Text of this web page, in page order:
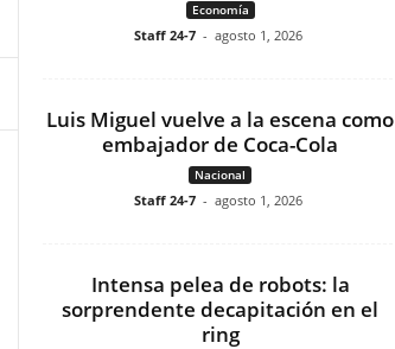
Economía
Staff 24-7 - agosto 1, 2026
Luis Miguel vuelve a la escena como
embajador de Coca-Cola
Nacional
Staff 24-7 - agosto 1, 2026
Intensa pelea de robots: la
sorprendente decapitación en el
ring